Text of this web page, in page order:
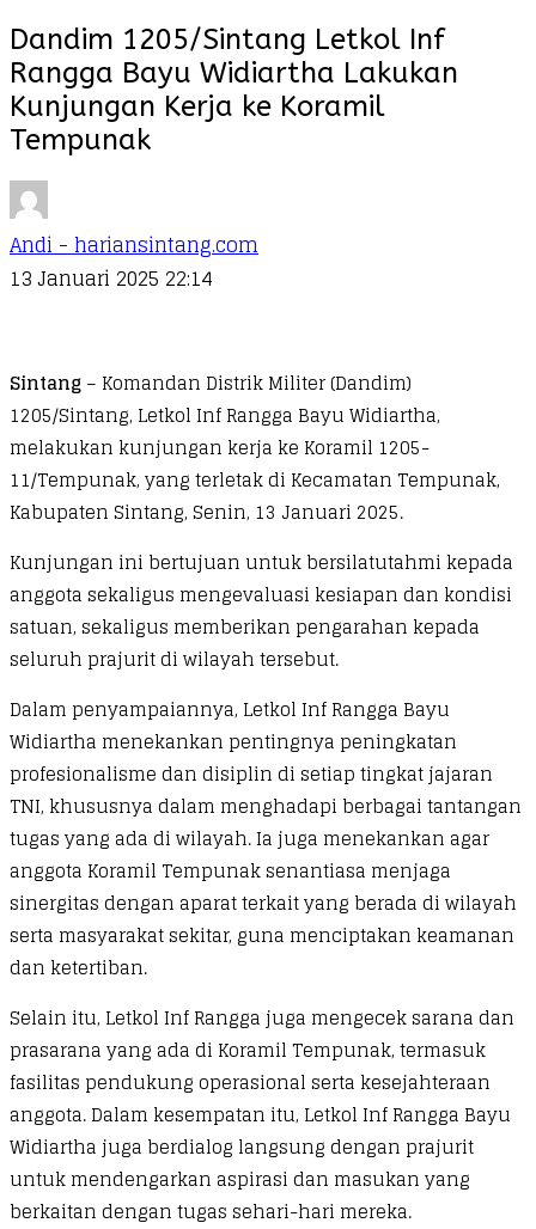
Dandim 1205/Sintang Letkol Inf
Rangga Bayu Widiartha Lakukan
Kunjungan Kerja ke Koramil
Tempunak
Andi - hariansintang.com
13 Januari 2025 22:14
Sintang– Komandan Distrik Militer (Dandim)
1205/Sintang, Letkol Inf Rangga Bayu Widiartha,
melakukan kunjungan kerja ke Koramil 1205-
11/Tempunak, yang terletak di Kecamatan Tempunak,
Kabupaten Sintang, Senin, 13 Januari 2025.
Kunjungan ini bertujuan untuk bersilatutahmi kepada
anggota sekaligus mengevaluasi kesiapan dan kondisi
satuan, sekaligus memberikan pengarahan kepada
seluruh prajurit di wilayah tersebut.
Dalam penyampaiannya, Letkol Inf Rangga Bayu
Widiartha menekankan pentingnya peningkatan
profesionalisme dan disiplin di setiap tingkat jajaran
TNI, khususnya dalam menghadapi berbagai tantangan
tugas yang ada di wilayah. Ia juga menekankan agar
anggota Koramil Tempunak senantiasa menjaga
sinergitas dengan aparat terkait yang berada di wilayah
serta masyarakat sekitar, guna menciptakan keamanan
dan ketertiban.
Selain itu, Letkol Inf Rangga juga mengecek sarana dan
prasarana yang ada di Koramil Tempunak, termasuk
fasilitas pendukung operasional serta kesejahteraan
anggota. Dalam kesempatan itu, Letkol Inf Rangga Bayu
Widiartha juga berdialog langsung dengan prajurit
untuk mendengarkan aspirasi dan masukan yang
berkaitan dengan tugas sehari-hari mereka.